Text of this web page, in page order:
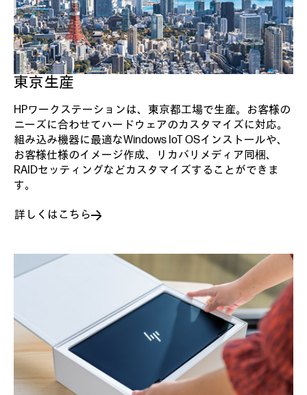
東京生産
HPワークステーションは、東京都工場で生産。お客様の
ニーズに合わせてハードウェアのカスタマイズに対応。
組み込み機器に最適なWindows IoT OSインストールや、
お客様仕様のイメージ作成、リカバリメディア同梱、
RAIDセッティングなどカスタマイズすることができま
す。
詳しくはこちら